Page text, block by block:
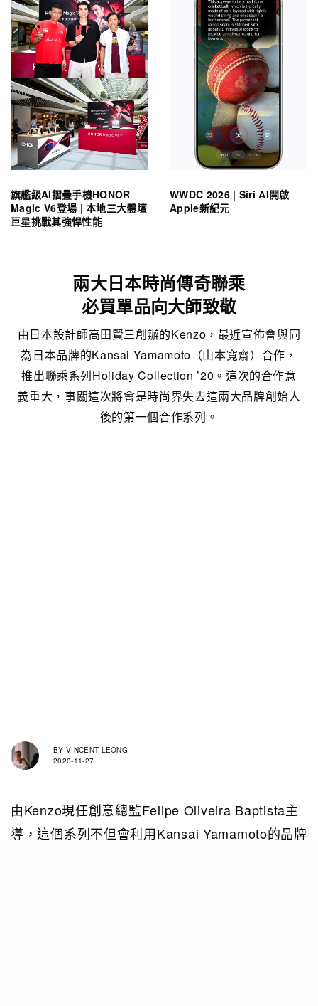
旗艦級AI摺疊手機HONOR
Magic V6登場 | 本地三大體壇
巨星挑戰其強悍性能
WWDC 2026 | Siri AI開啟
Apple新紀元
兩大日本時尚傳奇聯乘
必買單品向大師致敬
由日本設計師高田賢三創辦的Kenzo，最近宣佈會與同
為日本品牌的Kansai Yamamoto（山本寬齋）合作，
推出聯乘系列Holiday Collection ’20。這次的合作意
義重大，事關這次將會是時尚界失去這兩大品牌創始人
後的第一個合作系列。
BY VINCENT LEONG
2020-11-27
由Kenzo現任創意總監Felipe Oliveira Baptista主
導，這個系列不但會利用Kansai Yamamoto的品牌